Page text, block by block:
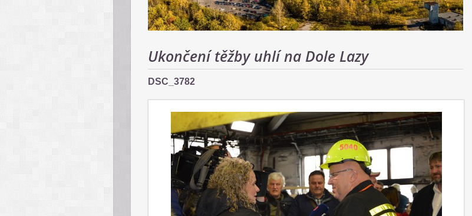
Ukončení těžby uhlí na Dole Lazy
DSC_3782